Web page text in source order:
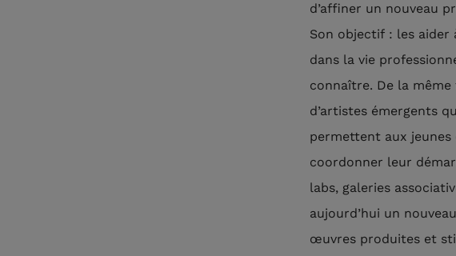
d’affiner un nouveau
Son objectif : les
dans la vie
connaître. De la
d’artistes émergents
permettent aux
coordonner leur
labs, galeries
aujourd’hui un
œuvres produites et